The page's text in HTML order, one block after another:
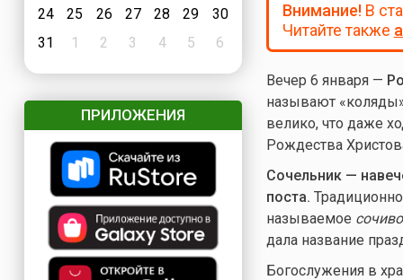
24
25 26 27 28 29
30
31
1 2 3 4 5 6
ПРИЛОЖЕНИЯ
Внимание!В
Читайте также
Вечер 6 января —
называют
велико, что даже
Рождества
Сочельник —
поста.
называемое сочиво
дала название
Богослужения в